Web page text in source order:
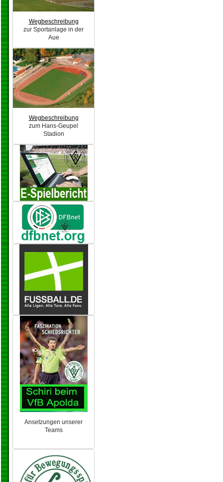
Wegbeschreibung
zur Sportanlage in der
Aue
Wegbeschreibung
zum Hans-Geupel
Stadion
Ansetzungen unserer
Teams